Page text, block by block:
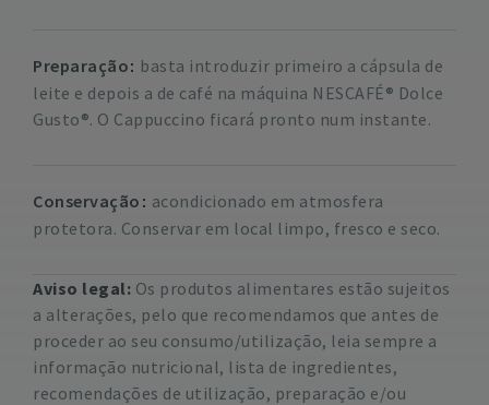
Preparação
basta introduzir primeiro a cápsula de
leite e depois a de café na máquina NESCAFÉ® Dolce
Gusto®. O Cappuccino ficará pronto num instante.
Conservação
acondicionado em atmosfera
protetora. Conservar em local limpo, fresco e seco.
Aviso legal: Os produtos alimentares estão sujeitos
a alterações, pelo que recomendamos que antes de
proceder ao seu consumo/utilização, leia sempre a
informação nutricional, lista de ingredientes,
recomendações de utilização, preparação e/ou